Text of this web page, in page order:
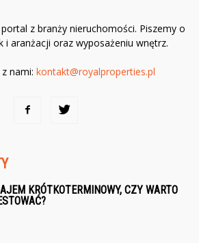
z branży nieruchomości. Piszemy o
i aranżacji oraz wyposażeniu wnętrz.
nami: kontakt@royalproperties.pl
KRÓTKOTERMINOWY, CZY WARTO